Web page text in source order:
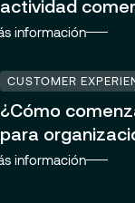
actividad
información
CUSTOMER
¿Cómo
para
información